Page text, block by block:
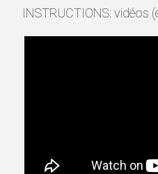
INSTRUCTIONS: vidéos